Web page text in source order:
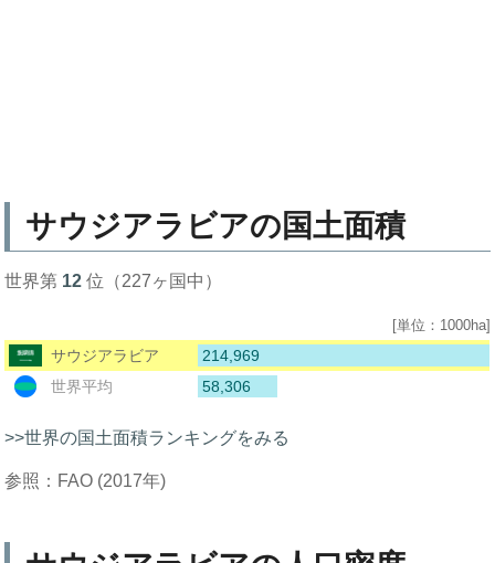
サウジアラビアの国土面積
世界第 12 位（227ヶ国中）
[単位：1000ha]
サウジアラビア
214,969
世界平均
58,306
>>世界の国土面積ランキングをみる
参照：FAO (2017年)